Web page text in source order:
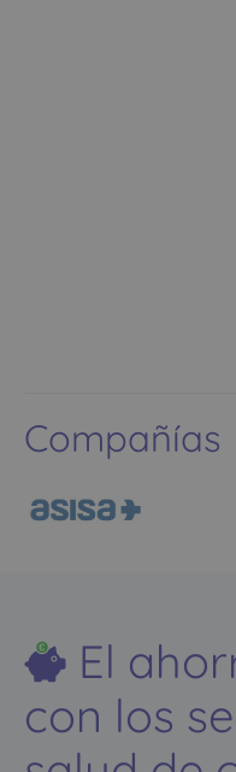
Compañías
El
con los